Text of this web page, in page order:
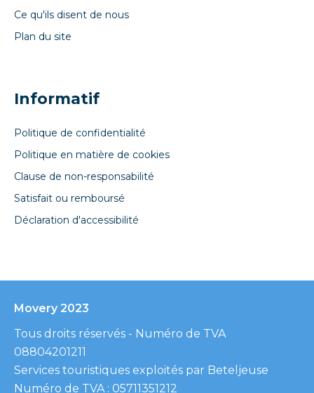
Ce qu'ils disent de nous
Plan du site
Informatif
Politique de confidentialité
Politique en matière de cookies
Clause de non-responsabilité
Satisfait ou remboursé
Déclaration d'accessibilité
Movery 2023
Tous droits réservés - Numéro de TVA
08804201211
Services touristiques exploités par Beteljeuse
Numéro de TVA : 05711351212